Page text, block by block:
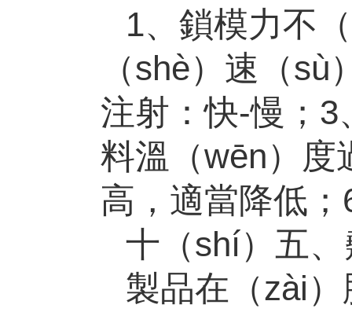
1、鎖模力不
（shè）速（
注射：快-慢； 3
料溫（wēn）度
高，適當降低；
十（shí）五
製品在（zài